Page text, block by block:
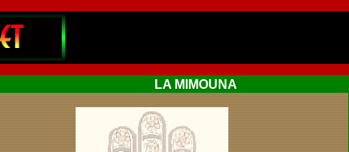
LA MIMOUNA